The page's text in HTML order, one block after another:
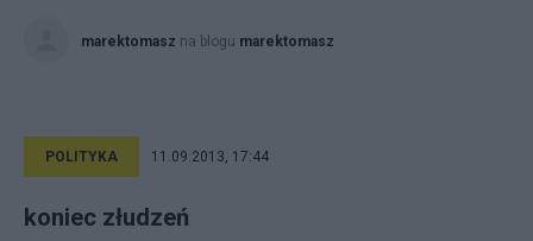
marektomasz na blogu marektomasz
POLITYKA 11.09.2013, 17:44
koniec złudzeń